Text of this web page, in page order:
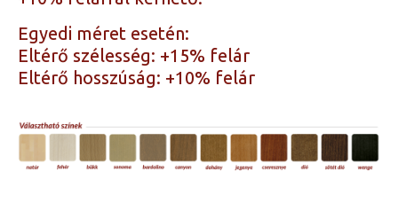
Egyedi méret esetén:
Eltérő szélesség: +15% felár
Eltérő hosszúság: +10% felár